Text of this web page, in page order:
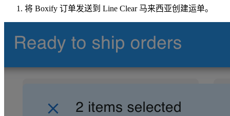
将 Boxify 订单发送到 Line Clear 马来西亚创建运单。